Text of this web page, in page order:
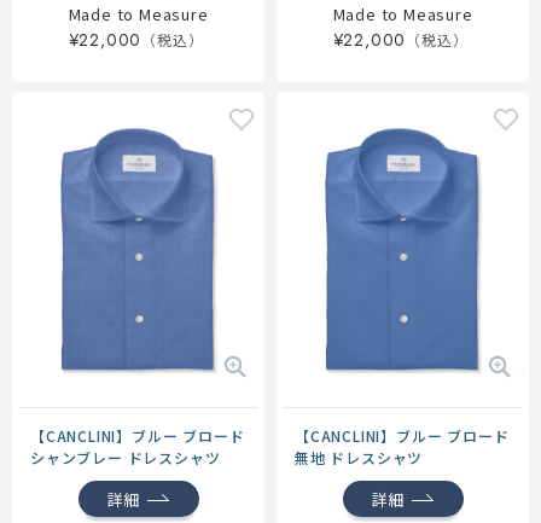
Made to Measure
¥22,000
Made to Measure
¥22,000
【CANCLINI】ブルー ブロード
シャンブレー ドレスシャツ
詳細
【CANCLINI】ブルー ブロード
無地 ドレスシャツ
詳細